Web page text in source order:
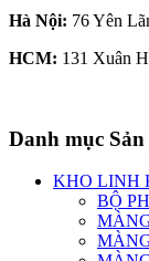
Hà Nội: 76 Yên
HCM: 131 Xuân
Danh mục
KHO LINH
BỘ